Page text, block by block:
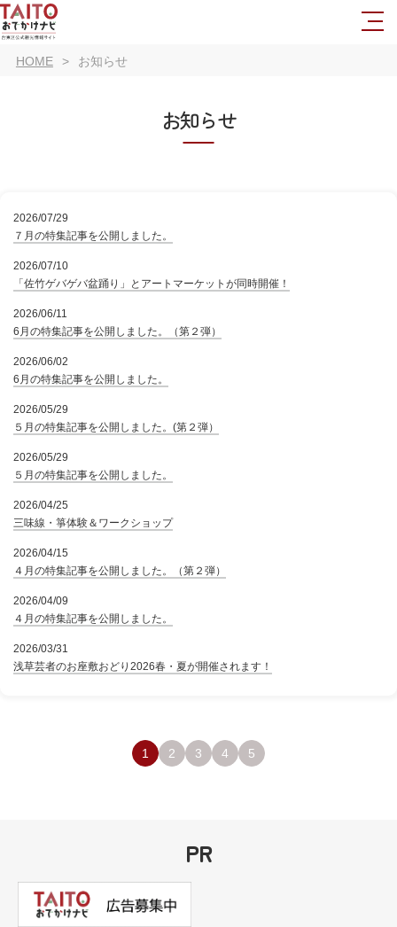
HOME お知らせ
お知らせ
2026/07/29
７月の特集記事を公開しました。
2026/07/10
「佐竹ゲバゲバ盆踊り」とアートマーケットが同時開催！
2026/06/11
6月の特集記事を公開しました。（第２弾）
2026/06/02
6月の特集記事を公開しました。
2026/05/29
５月の特集記事を公開しました。(第２弾）
2026/05/29
５月の特集記事を公開しました。
2026/04/25
三味線・箏体験＆ワークショップ
2026/04/15
４月の特集記事を公開しました。（第２弾）
2026/04/09
４月の特集記事を公開しました。
2026/03/31
浅草芸者のお座敷おどり2026春・夏が開催されます！
1 2 3 4 5
PR